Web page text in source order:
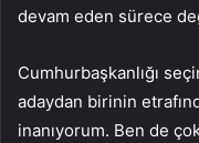
devam eden sürece
Cumhurbaşkanlığı
adaydan birinin
inanıyorum. Ben de